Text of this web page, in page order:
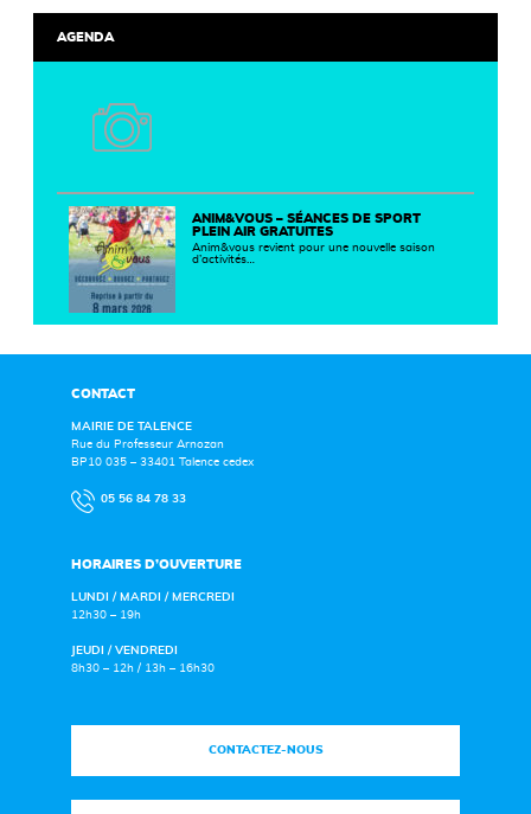
AGENDA
ANIM&VOUS – SÉANCES DE SPORT
PLEIN AIR GRATUITES
Anim&vous revient pour une nouvelle saison
d’activités…
CONTACT
MAIRIE DE TALENCE
Rue du Professeur Arnozan
BP10 035 – 33401 Talence cedex
05 56 84 78 33
HORAIRES D’OUVERTURE
LUNDI / MARDI / MERCREDI
12h30 – 19h
JEUDI / VENDREDI
8h30 – 12h / 13h – 16h30
CONTACTEZ-NOUS